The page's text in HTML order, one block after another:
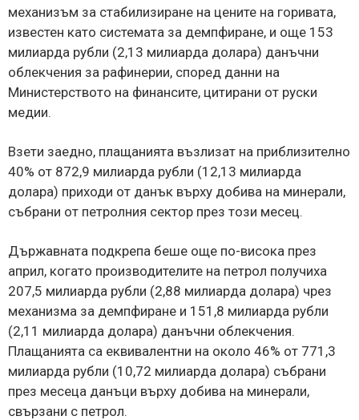
механизъм за стабилизиране на цените на горивата,
известен като системата за демпфиране, и още 153
милиарда рубли (2,13 милиарда долара) данъчни
облекчения за рафинерии, според данни на
Министерството на финансите, цитирани от руски
медии.
Взети заедно, плащанията възлизат на приблизително
40% от 872,9 милиарда рубли (12,13 милиарда
долара) приходи от данък върху добива на минерали,
събрани от петролния сектор през този месец.
Държавната подкрепа беше още по-висока през
април, когато производителите на петрол получиха
207,5 милиарда рубли (2,88 милиарда долара) чрез
механизма за демпфиране и 151,8 милиарда рубли
(2,11 милиарда долара) данъчни облекчения.
Плащанията са еквивалентни на около 46% от 771,3
милиарда рубли (10,72 милиарда долара) събрани
през месеца данъци върху добива на минерали,
свързани с петрол.